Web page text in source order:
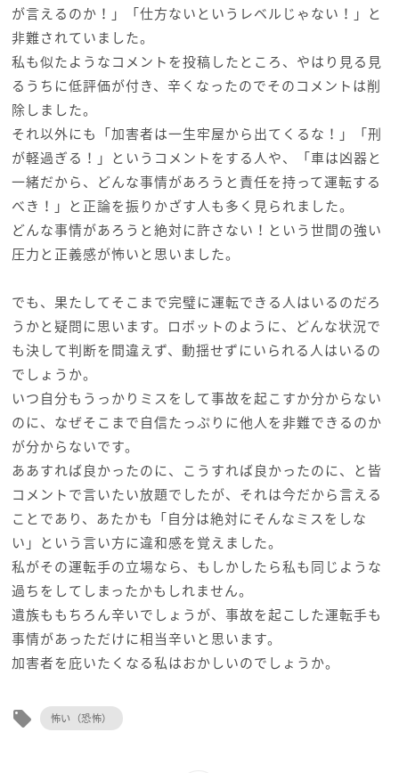
が言えるのか！」「仕方ないというレベルじゃない！」と
非難されていました。
私も似たようなコメントを投稿したところ、やはり見る見
るうちに低評価が付き、辛くなったのでそのコメントは削
除しました。
それ以外にも「加害者は一生牢屋から出てくるな！」「刑
が軽過ぎる！」というコメントをする人や、「車は凶器と
一緒だから、どんな事情があろうと責任を持って運転する
べき！」と正論を振りかざす人も多く見られました。
どんな事情があろうと絶対に許さない！という世間の強い
圧力と正義感が怖いと思いました。
でも、果たしてそこまで完璧に運転できる人はいるのだろ
うかと疑問に思います。ロボットのように、どんな状況で
も決して判断を間違えず、動揺せずにいられる人はいるの
でしょうか。
いつ自分もうっかりミスをして事故を起こすか分からない
のに、なぜそこまで自信たっぷりに他人を非難できるのか
が分からないです。
ああすれば良かったのに、こうすれば良かったのに、と皆
コメントで言いたい放題でしたが、それは今だから言える
ことであり、あたかも「自分は絶対にそんなミスをしな
い」という言い方に違和感を覚えました。
私がその運転手の立場なら、もしかしたら私も同じような
過ちをしてしまったかもしれません。
遺族ももちろん辛いでしょうが、事故を起こした運転手も
事情があっただけに相当辛いと思います。
加害者を庇いたくなる私はおかしいのでしょうか。
local_offer 怖い（恐怖）